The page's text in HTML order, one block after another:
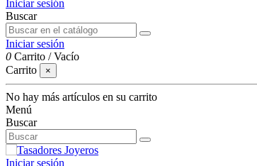
Iniciar sesión
Buscar
Iniciar sesión
0 Carrito /Vacío
Carrito
×
No hay más artículos en su carrito
Menú
Buscar
Iniciar sesión